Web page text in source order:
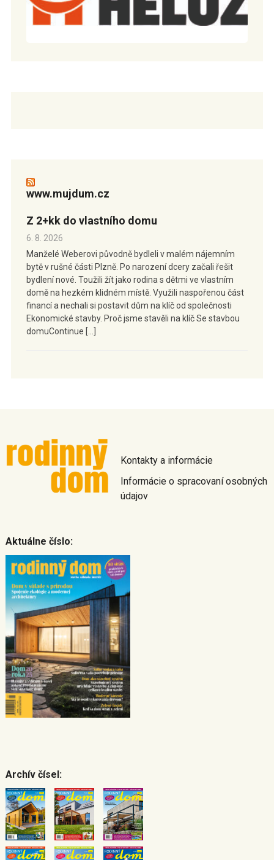
www.mujdum.cz
Z 2+kk do vlastního domu
6. 8. 2026
Manželé Weberovi původně bydleli v malém nájemním
bytě v rušné části Plzně. Po narození dcery začali řešit
bydlení nové. Toužili žít jako rodina s dětmi ve vlastním
domě na hezkém klidném místě. Využili naspořenou část
financí a nechali si postavit dům na klíč od společnosti
Ekonomické stavby. Proč jsme stavěli na klíč Se stavbou
domuContinue […]
Kontakty a informácie
Informácie o spracovaní osobných
údajov
Aktuálne číslo:
Archív čísel: